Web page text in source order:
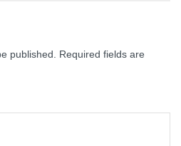
published. Required fields are